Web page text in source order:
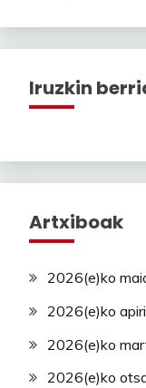
Iruzkin
Artxiboak
2026(e)ko
2026(e)ko
2026(e)ko
2026(e)ko